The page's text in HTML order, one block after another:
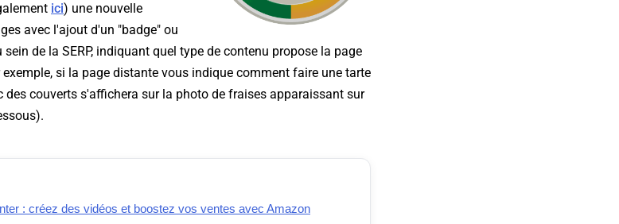
ici) une nouvelle
avec l'ajout d'un "badge" ou
de la SERP, indiquant quel type de contenu propose la page
si la page distante vous indique comment faire une tarte
des couverts s'affichera sur la photo de fraises apparaissant sur
: créez des vidéos et boostez vos ventes avec Amazon